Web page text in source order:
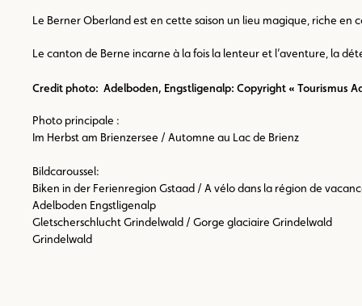
Le Berner Oberland est en cette saison un lieu magique, riche
Le canton de Berne incarne à la fois la lenteur et l’aventure, la
Credit photo: Adelboden, Engstligenalp: Copyright « Tourismus
Photo principale :
Im Herbst am Brienzersee / Automne au Lac de Brienz
Bildcaroussel:
Biken in der Ferienregion Gstaad / A vélo dans la région de
Adelboden Engstligenalp
Gletscherschlucht Grindelwald / Gorge glaciaire Grindelwald
Grindelwald